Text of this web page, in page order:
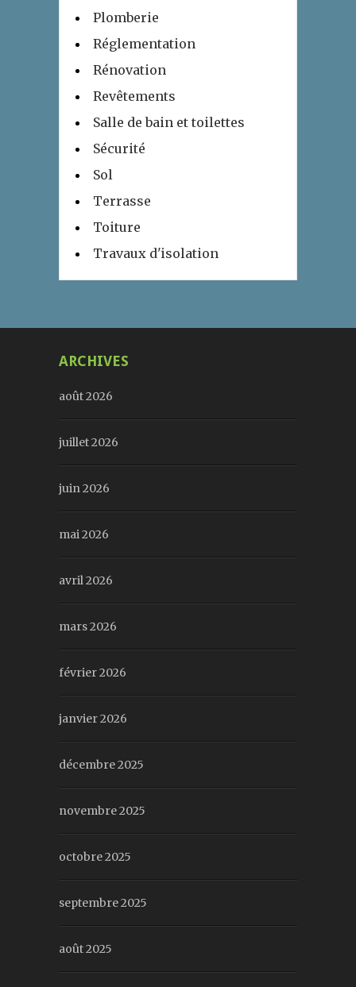
Plomberie
Réglementation
Rénovation
Revêtements
Salle de bain et toilettes
Sécurité
Sol
Terrasse
Toiture
Travaux d'isolation
ARCHIVES
août 2026
juillet 2026
juin 2026
mai 2026
avril 2026
mars 2026
février 2026
janvier 2026
décembre 2025
novembre 2025
octobre 2025
septembre 2025
août 2025